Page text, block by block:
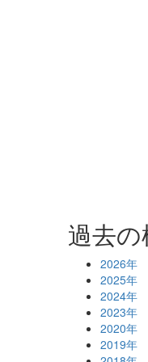
過去
2026年
2025年
2024年
2023年
2020年
2019年